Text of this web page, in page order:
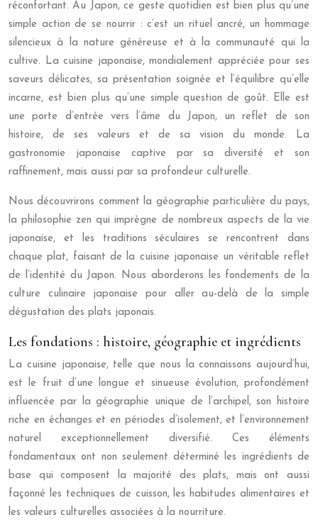
réconfortant. Au Japon, ce geste quotidien est bien plus qu’une
simple action de se nourrir : c’est un rituel ancré, un hommage
silencieux à la nature généreuse et à la communauté qui la
cultive. La cuisine japonaise, mondialement appréciée pour ses
saveurs délicates, sa présentation soignée et l’équilibre qu’elle
incarne, est bien plus qu’une simple question de goût. Elle est
une porte d’entrée vers l’âme du Japon, un reflet de son
histoire, de ses valeurs et de sa vision du monde. La
gastronomie japonaise captive par sa diversité et son
raffinement, mais aussi par sa profondeur culturelle.
Nous découvrirons comment la géographie particulière du pays,
la philosophie zen qui imprègne de nombreux aspects de la vie
japonaise, et les traditions séculaires se rencontrent dans
chaque plat, faisant de la cuisine japonaise un véritable reflet
de l’identité du Japon. Nous aborderons les fondements de la
culture culinaire japonaise pour aller au-delà de la simple
dégustation des plats japonais.
Les fondations : histoire, géographie et ingrédients
La cuisine japonaise, telle que nous la connaissons aujourd’hui,
est le fruit d’une longue et sinueuse évolution, profondément
influencée par la géographie unique de l’archipel, son histoire
riche en échanges et en périodes d’isolement, et l’environnement
naturel exceptionnellement diversifié. Ces éléments
fondamentaux ont non seulement déterminé les ingrédients de
base qui composent la majorité des plats, mais ont aussi
façonné les techniques de cuisson, les habitudes alimentaires et
les valeurs culturelles associées à la nourriture.